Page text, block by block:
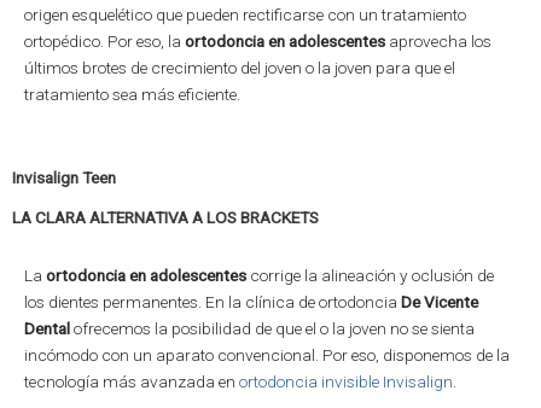
origen esquelético que pueden rectificarse con un tratamiento
ortopédico. Por eso, la ortodoncia en adolescentes aprovecha los
últimos brotes de crecimiento del joven o la joven para que el
tratamiento sea más eficiente.
Invisalign Teen
LA CLARA ALTERNATIVA A LOS BRACKETS
La ortodoncia en adolescentes corrige la alineación y oclusión de
los dientes permanentes. En la clínica de ortodoncia De Vicente
Dentalofrecemos la posibilidad de que el o la joven no se sienta
incómodo con un aparato convencional. Por eso, disponemos de la
tecnología más avanzada en ortodoncia invisible Invisalign.